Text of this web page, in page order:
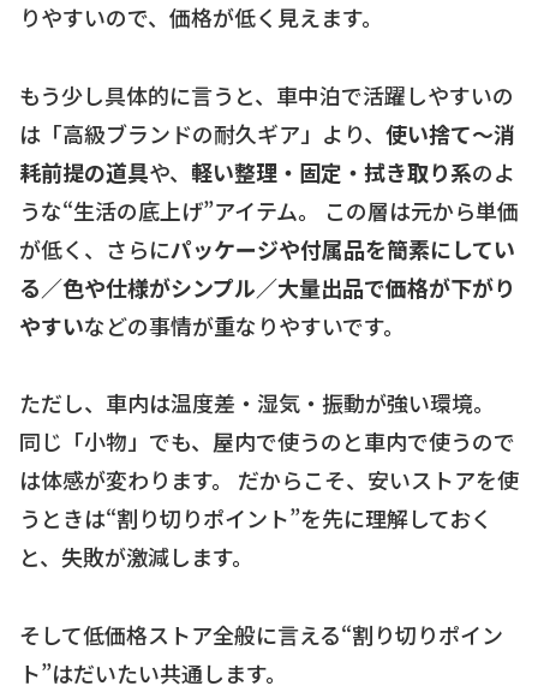
りやすいので、価格が低く見えます。
もう少し具体的に言うと、車中泊で活躍しやすいの
は「高級ブランドの耐久ギア」より、 使い捨て〜消
耗前提の道具や、 軽い整理・固定・拭き取り系のよ
うな“生活の底上げ”アイテム。 この層は元から単価
が低く、さらにパッケージや付属品を簡素にしてい
る／色や仕様がシンプル／大量出品で価格が下がり
やすいなどの事情が重なりやすいです。
ただし、車内は温度差・湿気・振動が強い環境。
同じ「小物」でも、屋内で使うのと車内で使うので
は体感が変わります。 だからこそ、安いストアを使
うときは“割り切りポイント”を先に理解しておく
と、失敗が激減します。
そして低価格ストア全般に言える“割り切りポイン
ト”はだいたい共通します。